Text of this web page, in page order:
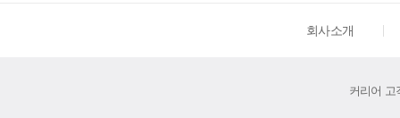
회사소개
커리어 고